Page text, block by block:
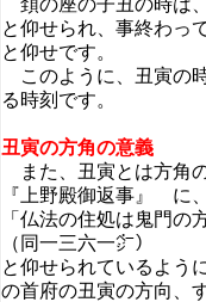
頚の座の子丑の時は
と仰せられ、事終わっ
と仰せです。
このように、丑寅の
る時刻です。
丑寅の方角の意義
また、丑寅とは方角
『上野殿御返事』 に、
「仏法の住処は鬼門の
（同一三六一㌻）
と仰せられているよう
の首府の丑寅の方向、